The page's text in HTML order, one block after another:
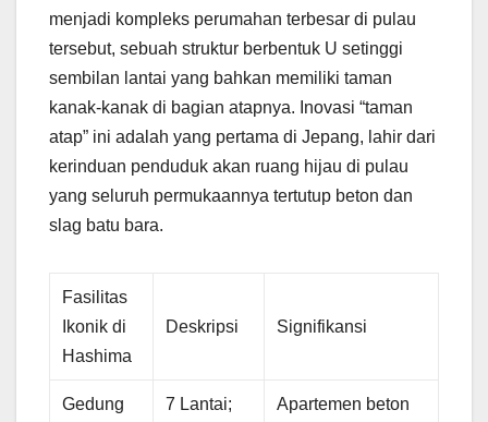
menjadi kompleks perumahan terbesar di pulau
tersebut, sebuah struktur berbentuk U setinggi
sembilan lantai yang bahkan memiliki taman
kanak-kanak di bagian atapnya. Inovasi “taman
atap” ini adalah yang pertama di Jepang, lahir dari
kerinduan penduduk akan ruang hijau di pulau
yang seluruh permukaannya tertutup beton dan
slag batu bara.
Fasilitas
Ikonik di
Hashima
Deskripsi Signifikansi
Gedung
7 Lantai;
Apartemen beton